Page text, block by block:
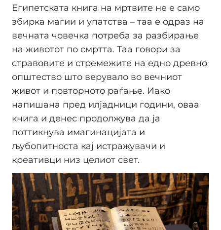
Египетската книга на мртвите не е само
збирка магии и упатства – таа е одраз на
вечната човечка потреба за разбирање
на животот по смртта. Таа говори за
стравовите и стремежите на едно древно
општество што верувало во вечниот
живот и повторното раѓање. Иако
напишана пред илјадници години, оваа
книга и денес продолжува да ја
поттикнува имагинацијата и
љубопитноста кај истражувачи и
креативци низ целиот свет.